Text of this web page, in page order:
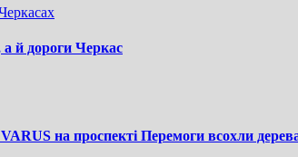
а й дороги Черкас
на проспекті Перемоги всохли